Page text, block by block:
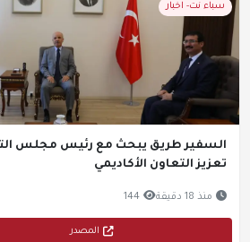
سباء نت- اخبار
السفير طريق يبحث مع رئيس مجلس
تعزيز التعاون الأكاديمي
منذ 18 دقيقة 144
المصدر